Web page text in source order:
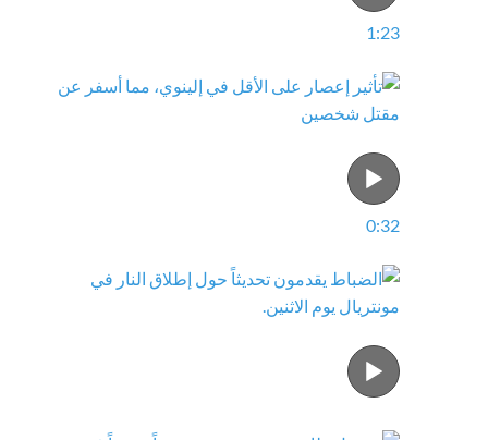
1:23
0:32